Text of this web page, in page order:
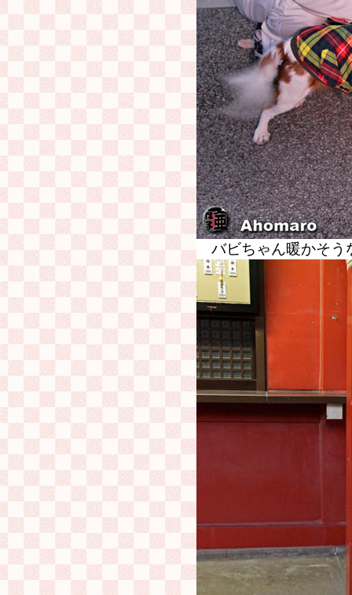
バビちゃん暖かそう